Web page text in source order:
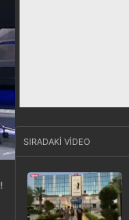
SIRADAKİ VİDEO